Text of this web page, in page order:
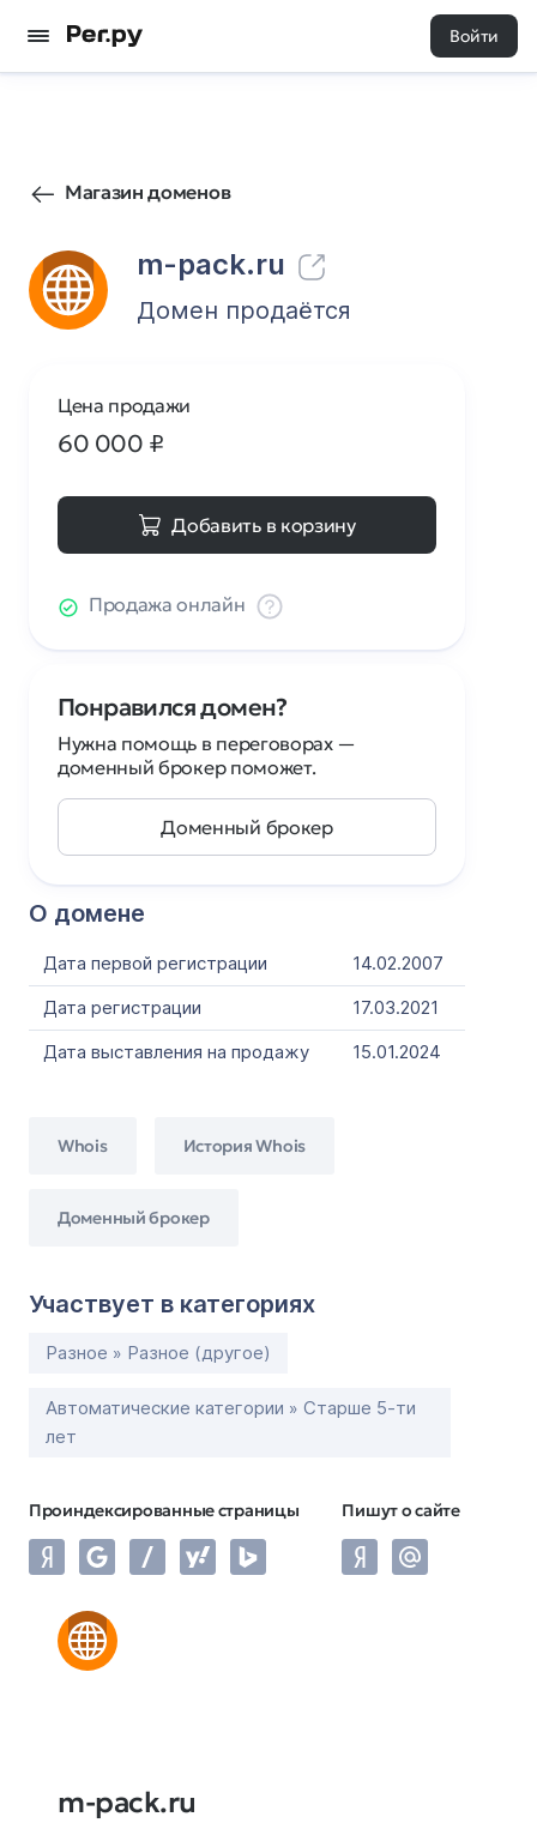
Войти
Магазин доменов
m-pack.ru
1 0
Домен продаётся
О домене
Дата первой регистрации
14.02.2007
Дата регистрации
17.03.2021
Дата выставления на продажу
15.01.2024
Whois История Whois
Доменный брокер
Участвует в категориях
Разное » Разное (другое)
Автоматические категории » Старше 5-ти
лет
Проиндексированные страницы Пишут о сайте
Цена продажи
60 000 ₽
Добавить в корзину
Продажа онлайн
Понравился домен?
Нужна помощь в переговорах —
доменный брокер поможет.
Доменный брокер
m-pack.ru